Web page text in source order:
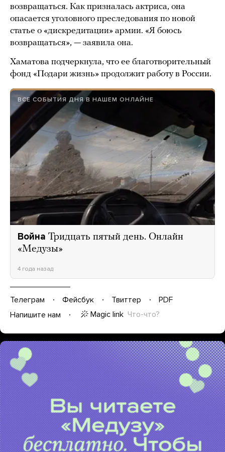
возвращаться. Как призналась актриса, она
опасается уголовного преследования по новой
статье о «дискредитации» армии. «Я боюсь
возвращаться», — заявила она.
Хаматова подчеркнула, что ее благотворительный
фонд «Подари жизнь» продолжит работу в России.
ВСЕ СОБЫТИЯ ДНЯ В НАШЕМ ОНЛАЙНЕ
Война Тридцать пятый день. Онлайн
«Медузы»
4 года назад
Телеграм Фейсбук Твиттер
PDF
Напишите нам
Magic link Что-что?